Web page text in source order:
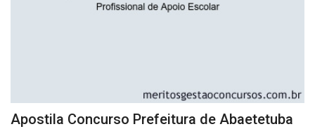
Apostila Concurso Prefeitura de Abaetetuba